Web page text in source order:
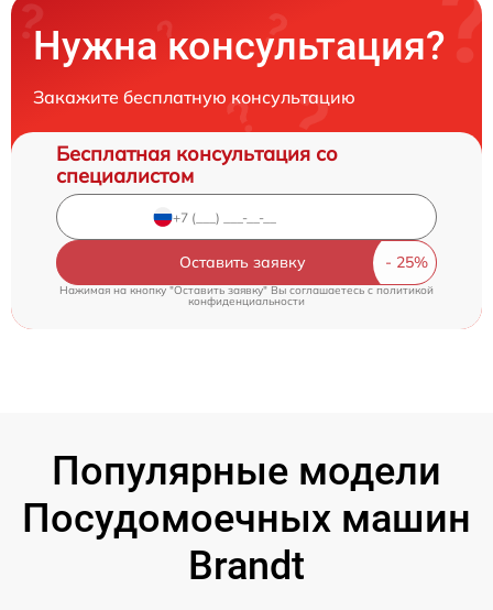
Нужна консультация?
Закажите бесплатную консультацию
Бесплатная консультация со
специалистом
Оставить заявку
Нажимая на кнопку "Оставить заявку" Вы соглашаетесь c политикой
конфиденциальности
Популярные модели
Посудомоечных машин
Brandt